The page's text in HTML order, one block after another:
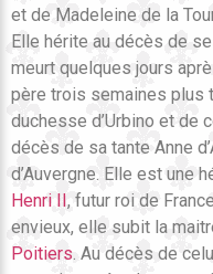
et de Madeleine de la
Elle hérite au décès de
meurt quelques jours
père trois semaines plus
duchesse d’Urbino et de
décès de sa tante Anne
d’Auvergne. Elle est une
Henri II, futur roi de
envieux, elle subit la
Poitiers. Au décès de